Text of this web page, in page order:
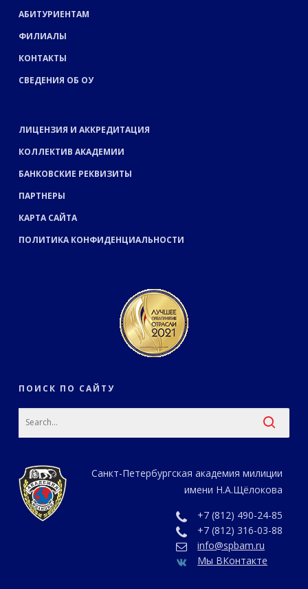
АБИТУРИЕНТАМ
ФИЛИАЛЫ
КОНТАКТЫ
СВЕДЕНИЯ ОБ ОУ
ЛИЦЕНЗИЯ И АККРЕДИТАЦИЯ
КОЛЛЕКТИВ АКАДЕМИИ
БАНКОВСКИЕ РЕКВИЗИТЫ
ПАРТНЕРЫ
КАРТА САЙТА
ПОЛИТИКА КОНФИДЕНЦИАЛЬНОСТИ
ПОИСК ПО САЙТУ
Санкт-Петербургская академия милиции
имени Н.А.Щёлокова
+7 (812) 490-24-85
+7 (812) 316-03-88
info@spbam.ru
Мы ВКонтакте